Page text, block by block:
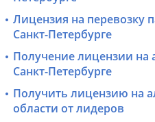
Лицензия на перевозку
Санкт-Петербурге
Получение лицензии на
Санкт-Петербурге
Получить лицензию на
области от лидеров